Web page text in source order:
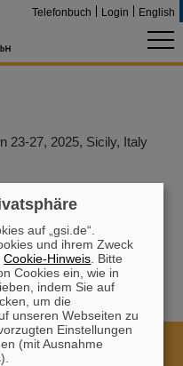
Telefonbuch Login English
23-27, 2025, Sicily, Italy
Hinweise Sitemap
auf „gsi.de“.
und ihrem Zweck
Cookie-Hinweis . Bitte
Cookies ein, wie in
indem Sie auf
um die
unseren Webseiten zu
Einstellungen
(mit Ausnahme